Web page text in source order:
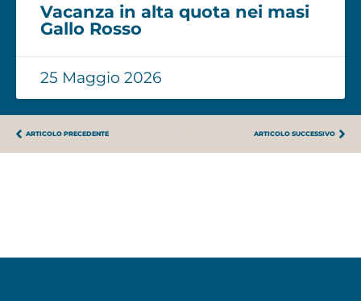
Vacanza in alta quota nei masi
Gallo Rosso
25 Maggio 2026
ARTICOLO PRECEDENTE ARTICOLO SUCCESSIVO